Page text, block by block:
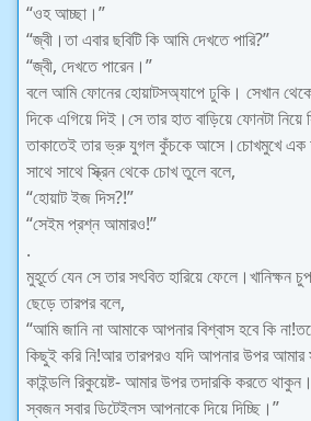
“ওহ আচ্ছা।”
“জ্বী।তা এবার ছবিটি কি আমি দেখতে পারি?”
“জ্বী, দেখতে পারেন।”
বলে আমি ফোনের হোয়াটসঅ্যাপে ঢুকি। সেখান থেকে
দিকে এগিয়ে দিই।সে তার হাত বাড়িয়ে ফোনটা নিয়ে
তাকাতেই তার ভ্রু যুগল কুঁচকে আসে।চোখমুখে এক
সাথে সাথে স্ক্রিন থেকে চোখ তুলে বলে,
“হোয়াট ইজ দিস?!”
“সেইম প্রশ্ন আমারও!”
.
মুহূ্র্তে যেন সে তার সৎবিত হারিয়ে ফেলে।খানিক্ষন
ছেড়ে তারপর বলে,
“আমি জানি না আমাকে আপনার বিশ্বাস হবে কি
কিছুই করি নি!আর তারপরও যদি আপনার উপর আমার
কাইন্ডলি রিকুয়েষ্ট- আমার উপর তদারকি করতে
স্বজন সবার ডিটেইলস আপনাকে দিয়ে দিচ্ছি।”